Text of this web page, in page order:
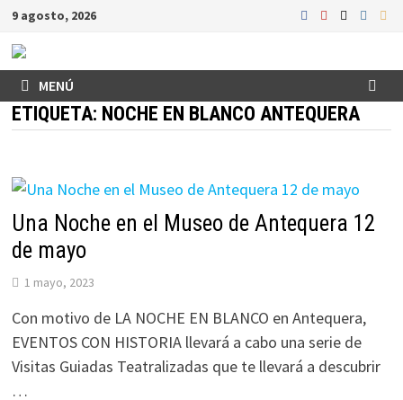
Saltar
contenido
9 agosto, 2026
MENÚ
ETIQUETA: NOCHE EN BLANCO ANTEQUERA
Una Noche en el Museo de Antequera 12
de mayo
1 mayo, 2023
Con motivo de LA NOCHE EN BLANCO en Antequera,
EVENTOS CON HISTORIA llevará a cabo una serie de
Visitas Guiadas Teatralizadas que te llevará a descubrir
…